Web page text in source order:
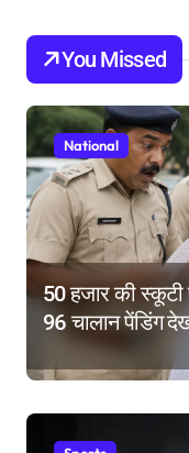
You Missed
National
50 हजार की स्कूटी
96 चालान पेंडिंग